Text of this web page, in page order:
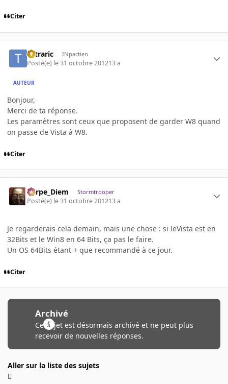
Citer
Tetraric INpactien
Posté(e) le 31 octobre 201213 a
AUTEUR
Bonjour,
Merci de ta réponse.
Les paramètres sont ceux que proposent de garder W8 quand
on passe de Vista à W8.
Citer
Carpe_Diem Stormtrooper
Posté(e) le 31 octobre 201213 a
Je regarderais cela demain, mais une chose : si leVista est en
32Bits et le Win8 en 64 Bits, ça pas le faire.
Un OS 64Bits étant + que recommandé à ce jour.
Citer
Archivé
Ce sujet est désormais archivé et ne peut plus
recevoir de nouvelles réponses.
Aller sur la liste des sujets